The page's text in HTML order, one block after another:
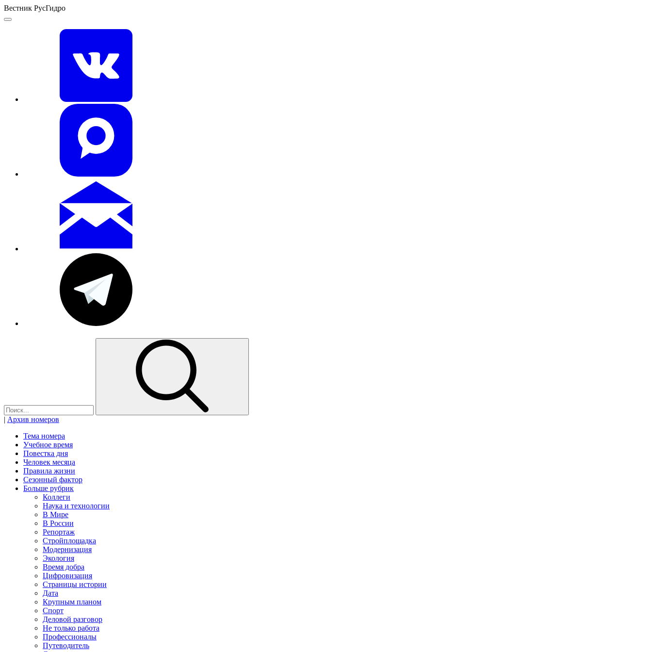
Вестник РусГидро
| Архив номеров
Тема номера
Учебное время
Повестка дня
Человек месяца
Правила жизни
Сезонный фактор
Больше рубрик
Коллеги
Наука и технологии
В Мире
В России
Репортаж
Стройплощадка
Модернизация
Экология
Время добра
Цифровизация
Страницы истории
Дата
Крупным планом
Спорт
Деловой разговор
Не только работа
Профессионалы
Путеводитель